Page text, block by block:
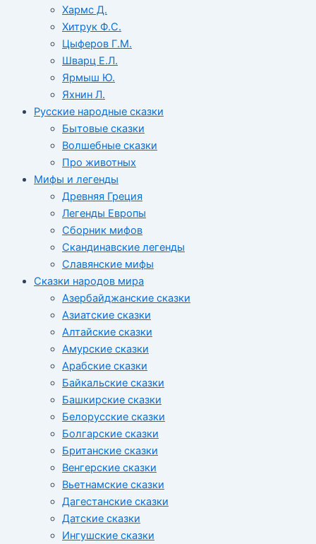
Хармс Д.
Хитрук Ф.С.
Цыферов Г.М.
Шварц Е.Л.
Ярмыш Ю.
Яхнин Л.
Русские народные сказки
Бытовые сказки
Волшебные сказки
Про животных
Мифы и легенды
Древняя Греция
Легенды Европы
Сборник мифов
Скандинавские легенды
Славянские мифы
Сказки народов мира
Азербайджанские сказки
Азиатские сказки
Алтайские сказки
Амурские сказки
Арабские сказки
Байкальские сказки
Башкирские сказки
Белорусские сказки
Болгарские сказки
Британские сказки
Венгерские сказки
Вьетнамские сказки
Дагестанские сказки
Датские сказки
Ингушские сказки